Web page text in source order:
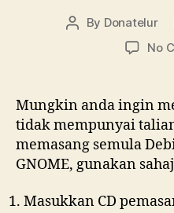
Post
By Donatelur
No
Mungkin anda ingin
tidak mempunyai
memasang semula
GNOME, gunakan
Masukkan CD